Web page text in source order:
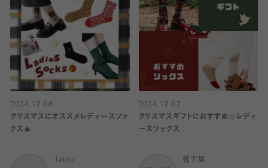
2024.12.08
クリスマスにオススメレディースソッ
クス🎄
Tabio
2024.12.07
クリスマスギフトにおすすめ☆レディ
ースソックス
靴下屋